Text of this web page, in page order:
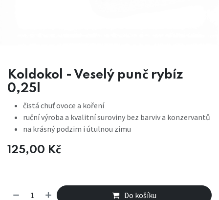
Koldokol - Veselý punč rybíz
0,25l
čistá chuť ovoce a koření
ruční výroba a kvalitní suroviny bez barviv a konzervantů
na krásný podzim i útulnou zimu
125,00 Kč
Do košíku